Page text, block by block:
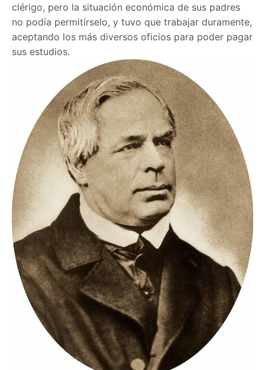
clérigo, pero la situación económica de sus padres
no podía permitírselo, y tuvo que trabajar duramente,
aceptando los más diversos oficios para poder pagar
sus estudios.